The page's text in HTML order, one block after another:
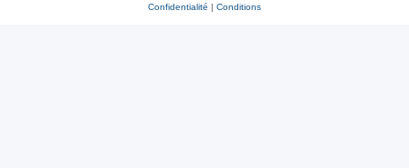
Confidentialité | Conditions